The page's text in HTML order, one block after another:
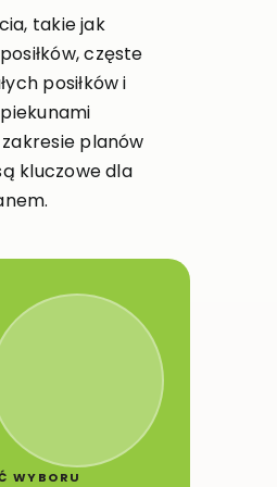
takie jak
częste
posiłków i
planów
kluczowe dla
WYBORU